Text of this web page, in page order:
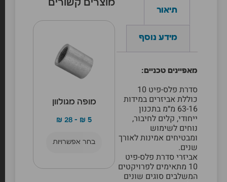
תיאור
מידע נוסף
מאפיינים טכניים:
סדרת פלס-פיט 10
כוללת אביזרים במידות
63-16 מ״מ בתכנון
ייחודי, קלים לחיבור,
נוחים לשימוש
ומבטיחים אמינות לאורך
שנים.
אביזרי סדרת פלס-פיט
10 מתאימים לפרויקטים
המשלבים סוגים שונים
מוצרים קשורים
מופה מגולוון
₪ 5
–
₪ 28
בחר אפשרויות